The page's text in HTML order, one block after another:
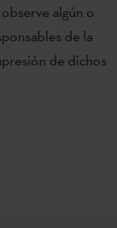
algún o
de la
de dichos